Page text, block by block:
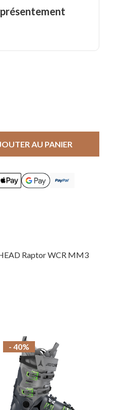
AU PANIER
Raptor WCR MM3
- 40%